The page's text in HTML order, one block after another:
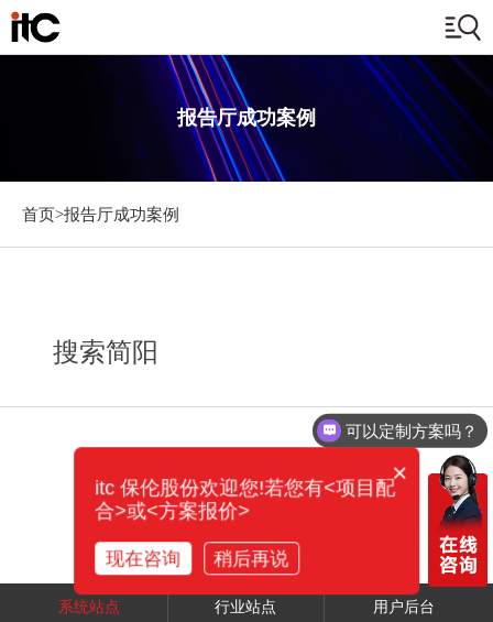
报告厅成功案例
首页>报告厅成功案例
搜索简阳
系统站点 行业站点 用户后台
可以定制方案吗？
×
itc 保伦股份欢迎您!若您有<项目配
合>或<方案报价>
现在咨询 稍后再说